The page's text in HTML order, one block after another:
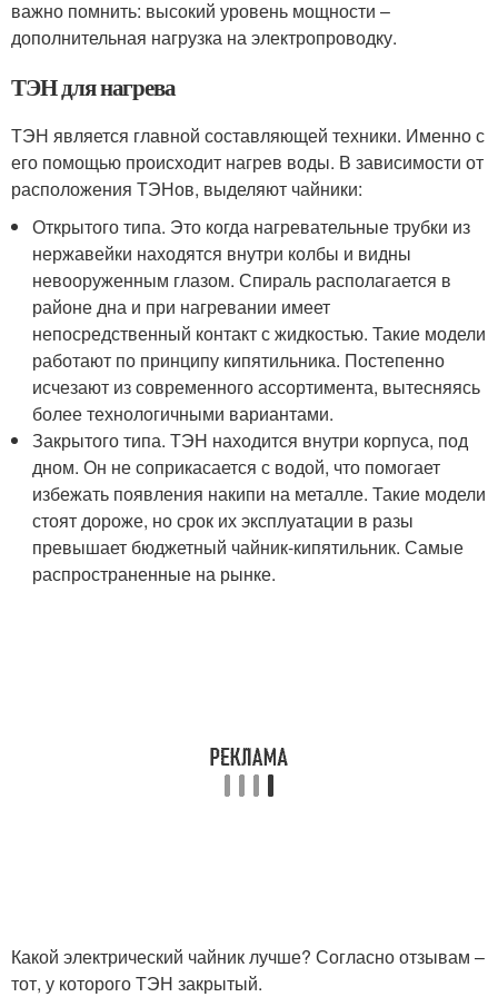
важно помнить: высокий уровень мощности –
дополнительная нагрузка на электропроводку.
ТЭН для нагрева
ТЭН является главной составляющей техники. Именно с
его помощью происходит нагрев воды. В зависимости от
расположения ТЭНов, выделяют чайники:
Открытого типа. Это когда нагревательные трубки из
нержавейки находятся внутри колбы и видны
невооруженным глазом. Спираль располагается в
районе дна и при нагревании имеет
непосредственный контакт с жидкостью. Такие модели
работают по принципу кипятильника. Постепенно
исчезают из современного ассортимента, вытесняясь
более технологичными вариантами.
Закрытого типа. ТЭН находится внутри корпуса, под
дном. Он не соприкасается с водой, что помогает
избежать появления накипи на металле. Такие модели
стоят дороже, но срок их эксплуатации в разы
превышает бюджетный чайник-кипятильник. Самые
распространенные на рынке.
Какой электрический чайник лучше? Согласно отзывам –
тот, у которого ТЭН закрытый.